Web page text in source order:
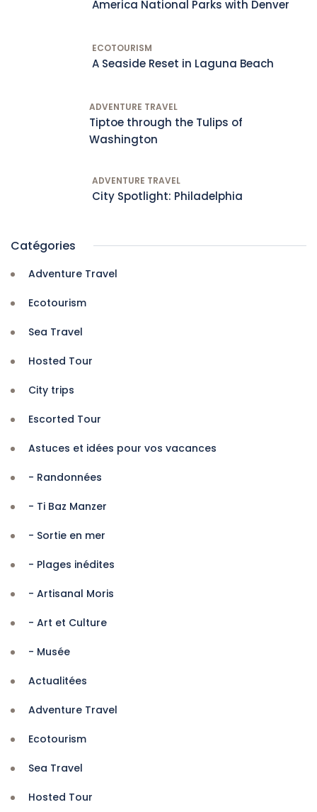
America National Parks with Denver
ECOTOURISM
A Seaside Reset in Laguna Beach
ADVENTURE TRAVEL
Tiptoe through the Tulips of
Washington
ADVENTURE TRAVEL
City Spotlight: Philadelphia
Catégories
Adventure Travel
Ecotourism
Sea Travel
Hosted Tour
City trips
Escorted Tour
Astuces et idées pour vos vacances
- Randonnées
- Ti Baz Manzer
- Sortie en mer
- Plages inédites
- Artisanal Moris
- Art et Culture
- Musée
Actualitées
Adventure Travel
Ecotourism
Sea Travel
Hosted Tour